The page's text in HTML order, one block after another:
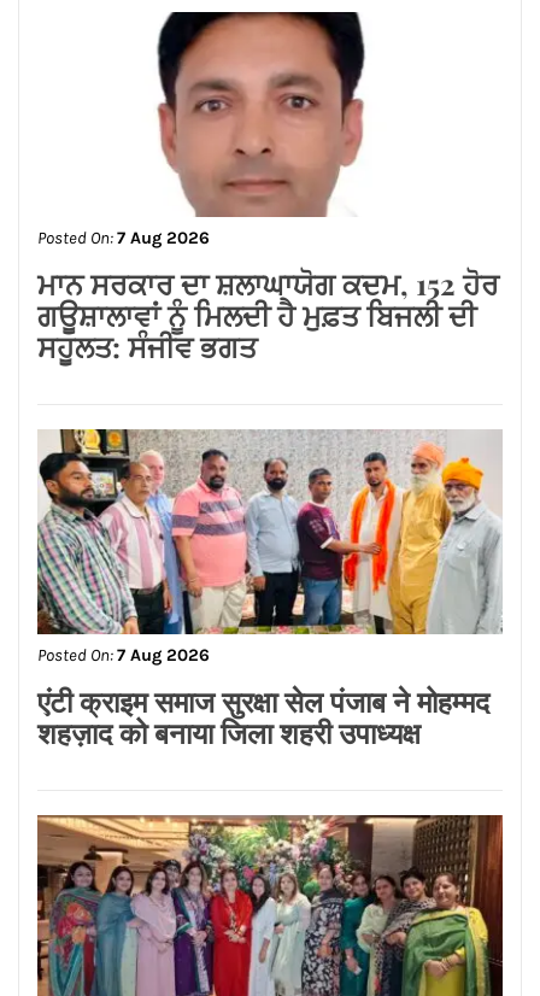
7 Aug 2026
ਆਮ ਆਦਮੀ ਪਾਰਟੀ ਵੱਲੋਂ ਵਾਰਡ ਨੰਬਰ 82
ਵਿੱਚ ਰਾਸ਼ਨ ਵੰਡ, ਲੋਕਾਂ ਦੀ ਸੇਵਾ ਦਾ ਸਿਲਸਿਲਾ
Posted On:7 Aug 2026
ਮਾਨ ਸਰਕਾਰ ਦਾ ਸ਼ਲਾਘਾਯੋਗ ਕਦਮ, 152 ਹੋਰ
ਗਊਸ਼ਾਲਾਵਾਂ ਨੂੰ ਮਿਲਦੀ ਹੈ ਮੁਫ਼ਤ ਬਿਜਲੀ ਦੀ
ਸਹੂਲਤ: ਸੰਜੀਵ ਭਗਤ
Posted On: 7 Aug 2026